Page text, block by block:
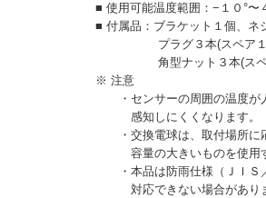
■ 使用可能温度範囲：−１０°〜
■ 付属品：ブラケット１個、ネ
プラグ３本(スペア１本)
角型ナット３本(スペア
※ 注意
・センサーの周囲の温度が
感知しにくくなります。
・交換電球は、取付場所に
容量の大きいものを使用す
・本品は防雨仕様（ＪＩＳ
対応できない場合があり